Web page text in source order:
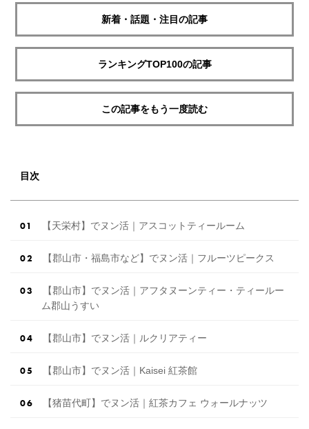
新着・話題・注目の記事
ランキングTOP100の記事
この記事をもう一度読む
目次
【天栄村】でヌン活｜アスコットティールーム
【郡山市・福島市など】でヌン活｜フルーツピークス
【郡山市】でヌン活｜アフタヌーンティー・ティールー
ム郡山うすい
【郡山市】でヌン活｜ルクリアティー
【郡山市】でヌン活｜Kaisei 紅茶館
【猪苗代町】でヌン活｜紅茶カフェ ウォールナッツ